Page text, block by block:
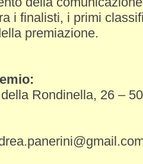
i finalisti, i primi
premiazione.
Rondinella, 26 –